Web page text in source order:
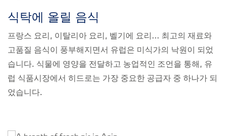
식탁에 올릴 음식
프랑스 요리, 이탈리아 요리, 벨기에 요리... 최고의 재료와
고품질 음식이 풍부해지면서 유럽은 미식가의 낙원이 되었
습니다. 식물에 영양을 전달하고 농업적인 조언을 통해, 유
럽 식품시장에서 히드로는 가장 중요한 공급자 중 하나가 되
었습니다.